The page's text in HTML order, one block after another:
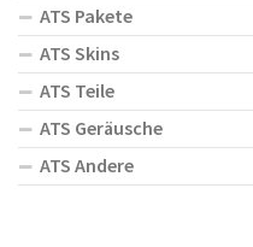
ATS Pakete
ATS Skins
ATS Teile
ATS Geräusche
ATS Andere